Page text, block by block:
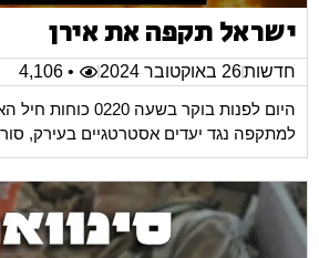
ישראל תקפה את אירן
חדשות26 באוקטובר 2024
• 4,106
היום לפנות בוקר בשעה
למתקפה נגד יעדים אסטרטגיים בעירק,